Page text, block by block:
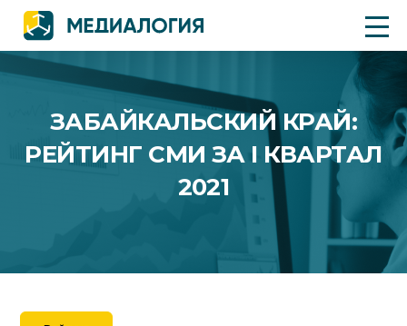
ЗАБАЙКАЛЬСКИЙ КРАЙ:
РЕЙТИНГ СМИ ЗА I КВАРТАЛ
2021